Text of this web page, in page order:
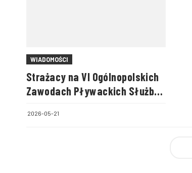
WIADOMOŚCI
Strażacy na VI Ogólnopolskich
Zawodach Pływackich Służb
2026-05-21